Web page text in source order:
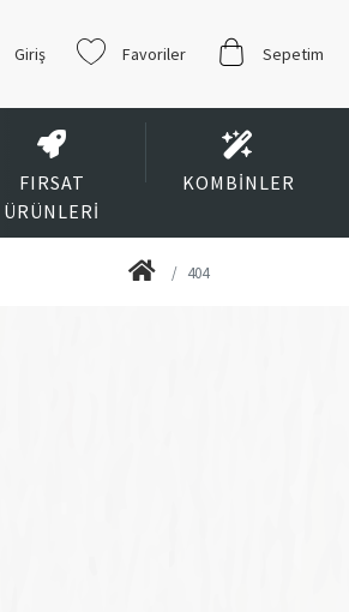
Giriş Favoriler Sepetim
FIRSAT
ÜRÜNLERI
KOMBINLER
404